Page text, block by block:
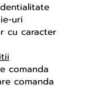
uri
cu caracter
comanda
comanda